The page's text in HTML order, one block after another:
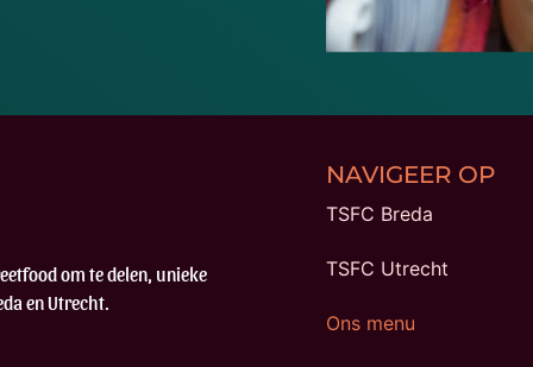
om te delen, unieke
en Utrecht.
NAVIGEER OP
TSFC Breda
TSFC Utrecht
Ons menu